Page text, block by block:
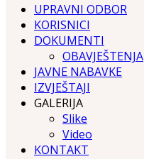
UPRAVNI ODBOR
KORISNICI
DOKUMENTI
OBAVJEŠTENJA
JAVNE NABAVKE
IZVJEŠTAJI
GALERIJA
Slike
Video
KONTAKT